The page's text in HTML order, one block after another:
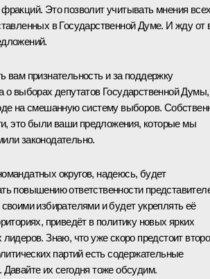
Это позволит учитывать мнения
в Государственной Думе. И жду от
вам признательность и за поддержку
о выборах депутатов Государственной Думы,
на смешанную систему выборов.
это были ваши предложения, которые мы
законодательно.
округов, надеюсь, будет
повышению ответственности
избирателями и будет укреплять её
приведёт в политику новых ярких
Знаю, что уже скоро предстоит
партий есть содержательные
их сегодня тоже обсудим.